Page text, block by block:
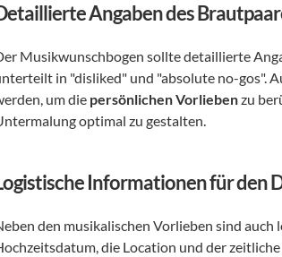
Angaben des
Musikwunschbogen sollte detaillierte
in "disliked" und "absolute no-gos".
um die persönlichen Vorlieben zu
optimal zu gestalten.
Informationen für den
den musikalischen Vorlieben sind
die Location und der